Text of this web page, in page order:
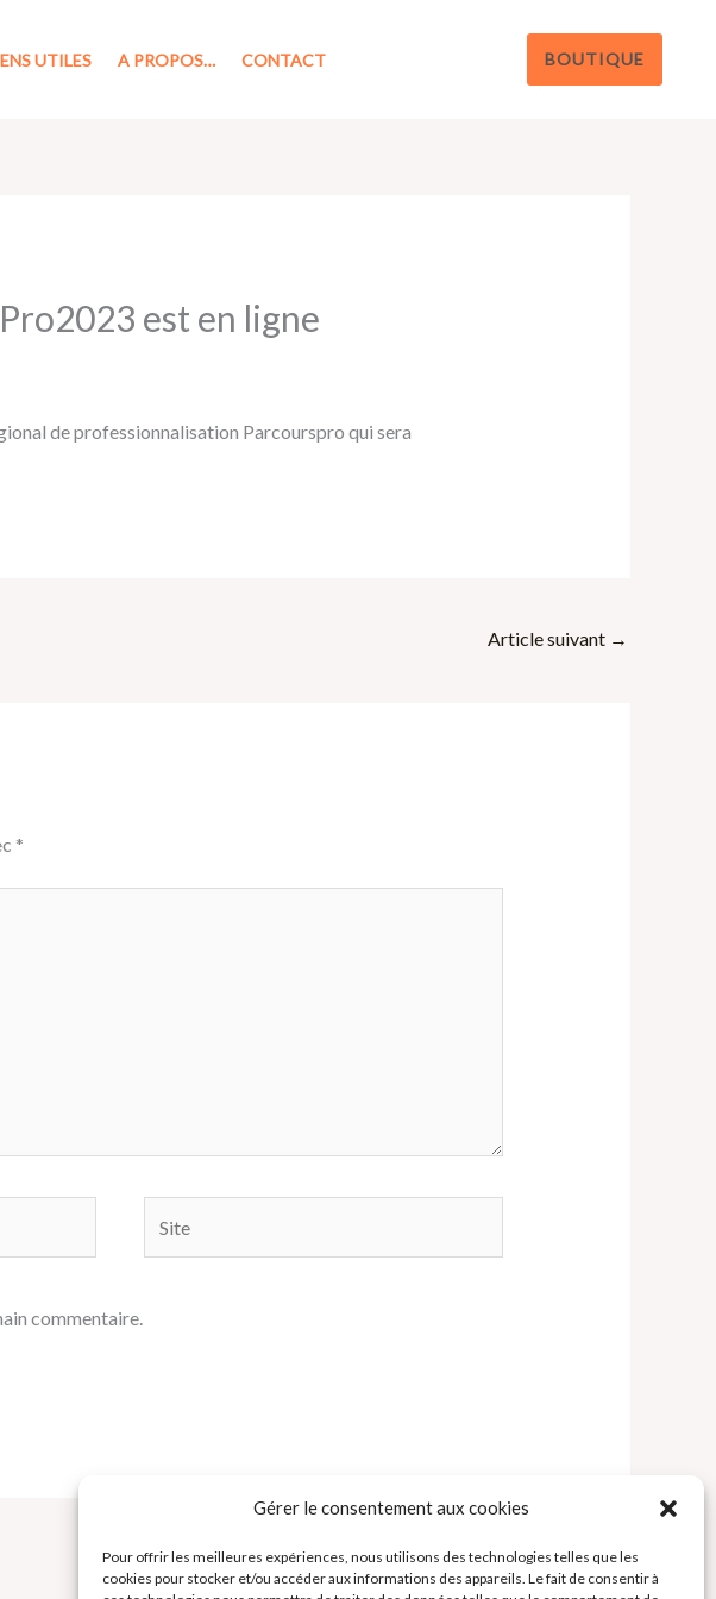
Gérer le consentement aux cookies
Pour offrir les meilleures expériences, nous utilisons des technologies telles que les
cookies pour stocker et/ou accéder aux informations des appareils. Le fait de consentir à
UTILES A PROPOS… CONTACT BOUTIQUE
est en ligne
de professionnalisation Parcourspro qui sera
Article suivant →
*
commentaire.